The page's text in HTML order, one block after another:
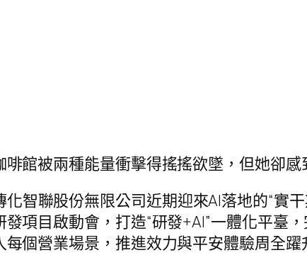
館被兩種能量衝擊得搖搖欲墜，但她卻感
智聯股份無限公司近期迎來AI落地的“實
項目啟動會，打造“研發+AI”一體化平臺
個營業場景，推進效力與平安體驗周全躍